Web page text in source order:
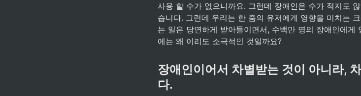
사용 할 수가 없으니까요. 그런데 장애인은 수가 적지도
습니다. 그런데 우리는 한 줌의 유저에게 영향을 미치는
는 일은 당연하게 받아들이면서, 수백만 명의 장애인에게
에는 왜 이리도 소극적인 것일까요?
장애인이어서 차별받는 것이 아니라,
다.